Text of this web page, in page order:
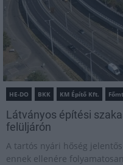
HE-DO BKK KM Építő Kft.
Látványos építési
felüljárón
A tartós nyári hőség
ennek ellenére